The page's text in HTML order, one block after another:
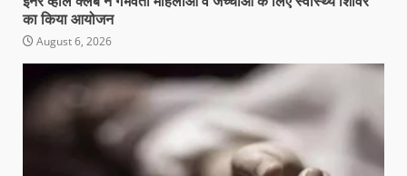
का किया आयोजन
August 6, 2026